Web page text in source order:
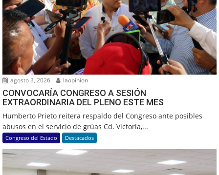
agosto 3, 2026 laopinion
CONVOCARÍA CONGRESO A SESIÓN
EXTRAORDINARIA DEL PLENO ESTE MES
Humberto Prieto reitera respaldo del Congreso ante posibles
abusos en el servicio de grúas Cd. Victoria,...
Congreso del Estado Destacados